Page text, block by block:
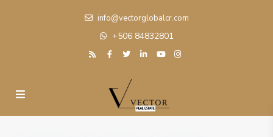
info@vectorglobalcr.com
+506 84832801